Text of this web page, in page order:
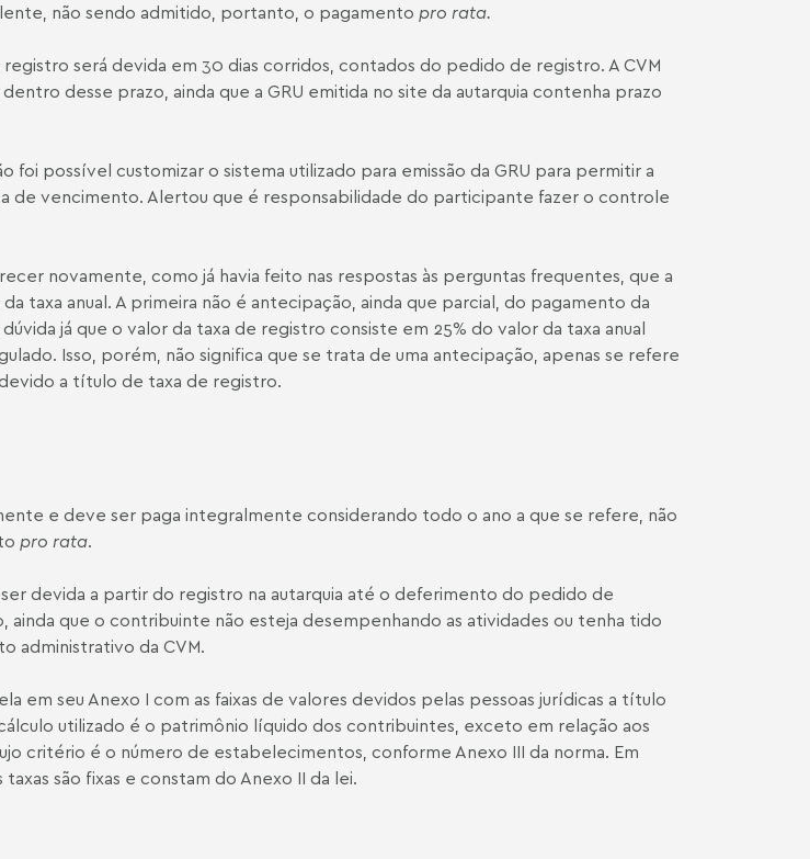
não sendo admitido, portanto, o pagamento pro rata.
será devida em 30 dias corridos, contados do pedido de registro. A CVM
desse prazo, ainda que a GRU emitida no site da autarquia contenha prazo
foi possível customizar o sistema utilizado para emissão da GRU para permitir a
de vencimento. Alertou que é responsabilidade do participante fazer o controle
novamente, como já havia feito nas respostas às perguntas frequentes, que a
taxa anual. A primeira não é antecipação, ainda que parcial, do pagamento da
já que o valor da taxa de registro consiste em 25% do valor da taxa anual
Isso, porém, não significa que se trata de uma antecipação, apenas se refere
a título de taxa de registro.
e deve ser paga integralmente considerando todo o ano a que se refere, não
pro rata.
ser devida a partir do registro na autarquia até o deferimento do pedido de
ainda que o contribuinte não esteja desempenhando as atividades ou tenha tido
administrativo da CVM.
em seu Anexo I com as faixas de valores devidos pelas pessoas jurídicas a título
utilizado é o patrimônio líquido dos contribuintes, exceto em relação aos
critério é o número de estabelecimentos, conforme Anexo III da norma. Em
taxas são fixas e constam do Anexo II da lei.